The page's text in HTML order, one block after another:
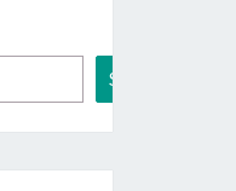
Search